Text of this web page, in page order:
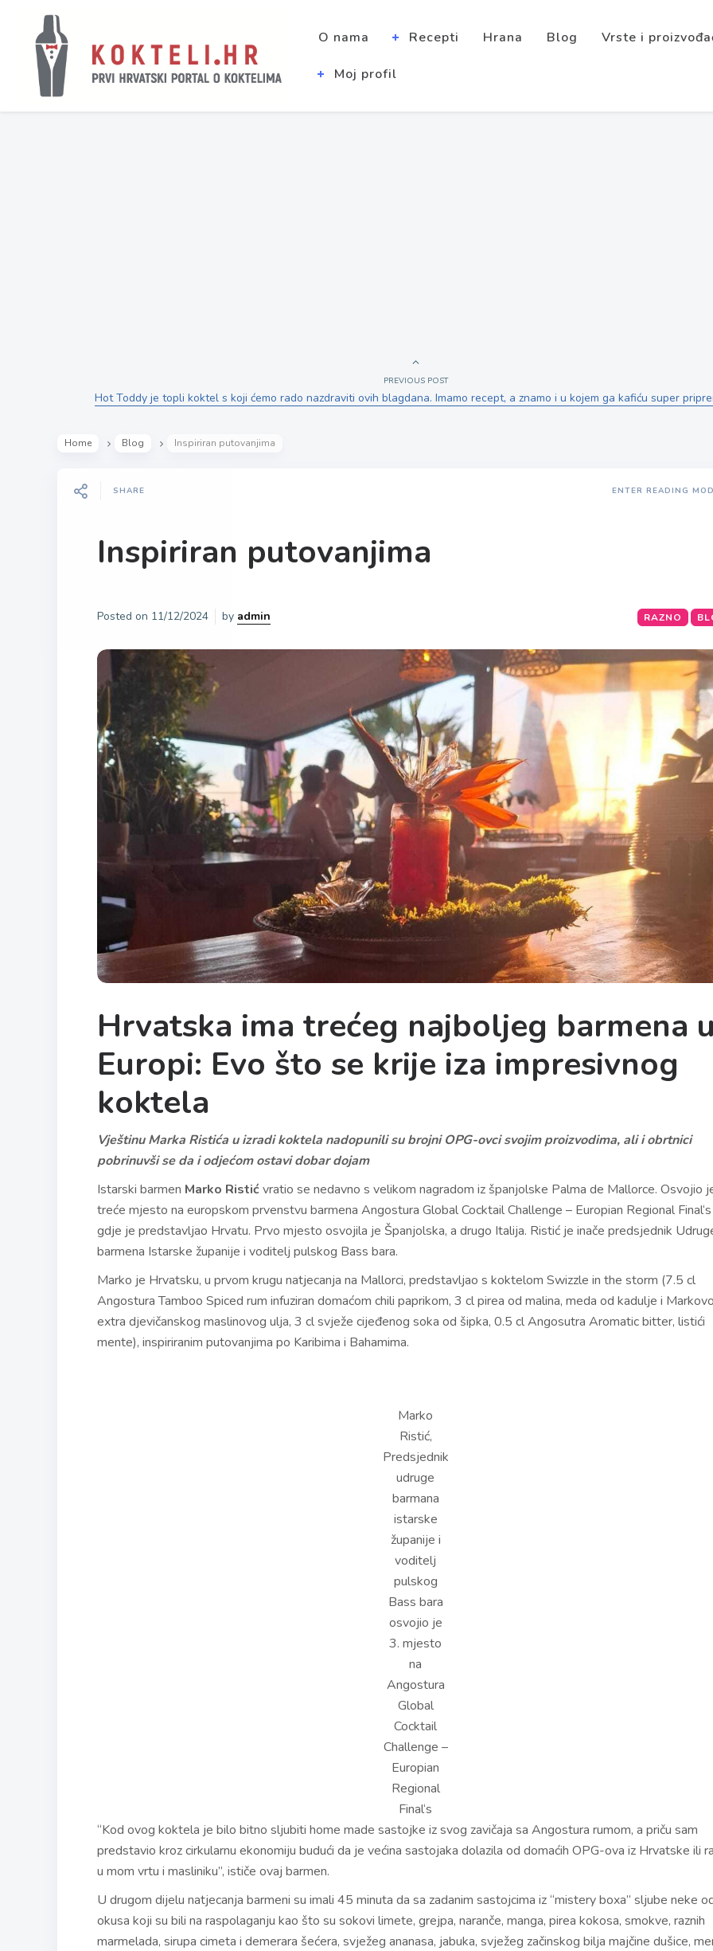
O nama Recepti Hrana Blog Vrste i
Moj profil
PREVIOUS POST
Hot Toddy je topli koktel s koji ćemo rado nazdraviti ovih blagdana. Imamo recept, a znamo i u kojem ga kafiću super
Home Blog Inspiriran putovanjima
SHARE ENTER READING
Inspiriran putovanjima
Posted on 11/12/2024 by admin RAZNO
Hrvatska ima trećeg najboljeg barmena
Europi: Evo što se krije iza impresivnog
koktela
Vještinu Marka Ristića u izradi koktela nadopunili su brojni OPG-ovci svojim proizvodima, ali i obrtnici
pobrinuvši se da i odjećom ostavi dobar dojam
Istarski barmen Marko Ristićvratio se nedavno s velikom nagradom iz španjolske Palma de Mallorce. Osvojio
treće mjesto na europskom prvenstvu barmena Angostura Global Cocktail Challenge – Europian Regional Final‘s
gdje je predstavljao Hrvatu. Prvo mjesto osvojila je Španjolska, a drugo Italija. Ristić je inače predsjednik
barmena Istarske županije i voditelj pulskog Bass bara.
Marko je Hrvatsku, u prvom krugu natjecanja na Mallorci, predstavljao s koktelom Swizzle in the storm (7.5 cl
Angostura Tamboo Spiced rum infuziran domaćom chili paprikom, 3 cl pirea od malina, meda od kadulje i
extra djevičanskog maslinovog ulja, 3 cl svježe cijeđenog soka od šipka, 0.5 cl Angosutra Aromatic bitter, listići
mente), inspiriranim putovanjima po Karibima i Bahamima.
Marko
Ristić,
Predsjednik
udruge
barmana
istarske
županije i
voditelj
pulskog
Bass bara
osvojio je
3. mjesto
na
Angostura
Global
Cocktail
Challenge –
Europian
Regional
Final‘s
“Kod ovog koktela je bilo bitno sljubiti home made sastojke iz svog zavičaja sa Angostura rumom, a priču sam
predstavio kroz cirkularnu ekonomiju budući da je većina sastojaka dolazila od domaćih OPG-ova iz Hrvatske ili
u mom vrtu i masliniku”, ističe ovaj barmen.
U drugom dijelu natjecanja barmeni su imali 45 minuta da sa zadanim sastojcima iz “mistery boxa” sljube neke
okusa koji su bili na raspolaganju kao što su sokovi limete, grejpa, naranče, manga, pirea kokosa, smokve, raznih
marmelada, sirupa cimeta i demerara šećera, svježeg ananasa, jabuka, svježeg začinskog bilja majčine dušice,